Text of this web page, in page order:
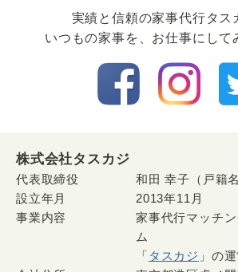
実績と信頼の家事代⾏タス
いつもの家事を、お仕事にして
株式会社タスカジ
代表取締役
和田 幸子（戸籍
設立年月
2013年11月
事業内容
家事代行マッチ
ム
「 タスカジ 」の